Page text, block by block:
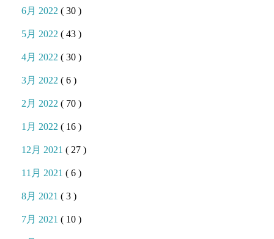
6月 2022( 30 )
5月 2022( 43 )
4月 2022( 30 )
3月 2022( 6 )
2月 2022( 70 )
1月 2022( 16 )
12月 2021( 27 )
11月 2021( 6 )
8月 2021( 3 )
7月 2021( 10 )